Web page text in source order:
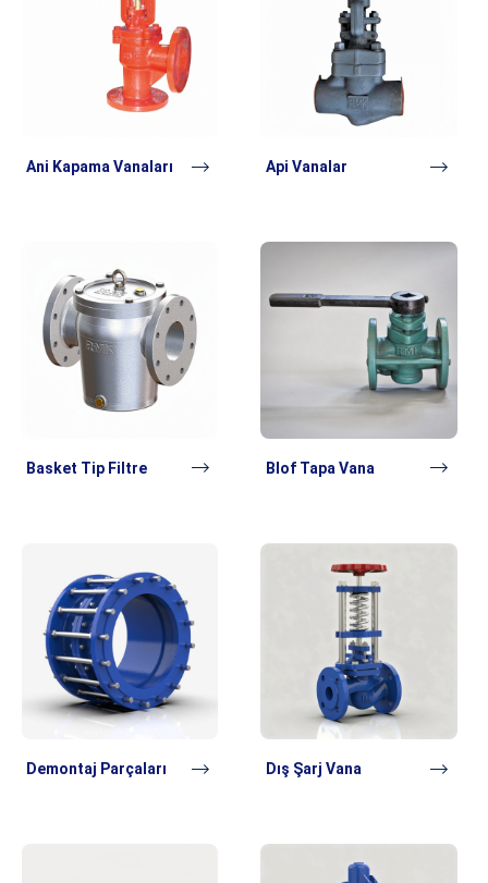
Ani Kapama Vanaları Api Vanalar
Basket Tip Filtre Blof Tapa Vana
Demontaj Parçaları Dış Şarj Vana